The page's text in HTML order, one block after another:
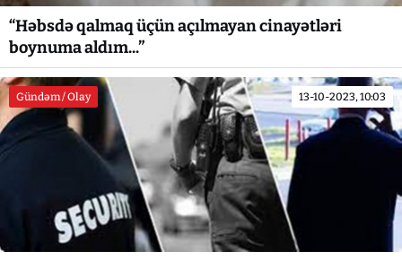
“Həbsdə qalmaq üçün açılmayan cinayətləri
boynuma aldım...”
Gündəm / Olay 13-10-2023, 10:03